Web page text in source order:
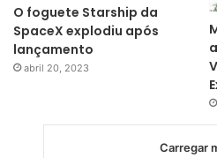
O foguete Starship da
SpaceX explodiu após
lançamento
abril 20, 2023
Carregar